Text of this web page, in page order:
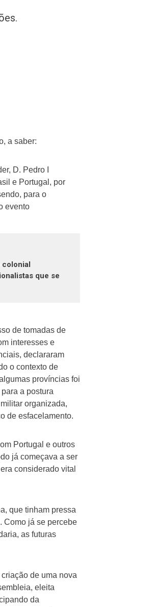
a saber:
D. Pedro I
e Portugal, por
para o
evento
colonial
que se
de tomadas de
interesses e
declararam
o contexto de
províncias foi
a postura
organizada,
de esfacelamento.
Portugal e outros
já começava a ser
considerado vital
que tinham pressa
Como já se percebe
as futuras
de uma nova
eleita
da